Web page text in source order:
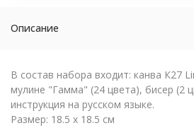
Описание
В состав набора входит: канва К27
мулине "Гамма" (24 цветa), бисер (2
инструкция на русском языке.
Размер: 18.5 x 18.5 см